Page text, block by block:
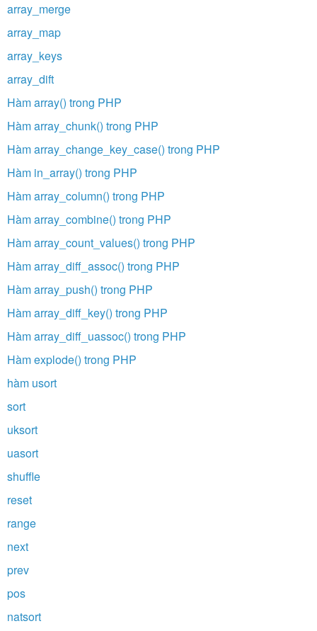
array_merge
array_map
array_keys
array_dift
Hàm array() trong PHP
Hàm array_chunk() trong PHP
Hàm array_change_key_case() trong PHP
Hàm in_array() trong PHP
Hàm array_column() trong PHP
Hàm array_combine() trong PHP
Hàm array_count_values() trong PHP
Hàm array_diff_assoc() trong PHP
Hàm array_push() trong PHP
Hàm array_diff_key() trong PHP
Hàm array_diff_uassoc() trong PHP
Hàm explode() trong PHP
hàm usort
sort
uksort
uasort
shuffle
reset
range
next
prev
pos
natsort